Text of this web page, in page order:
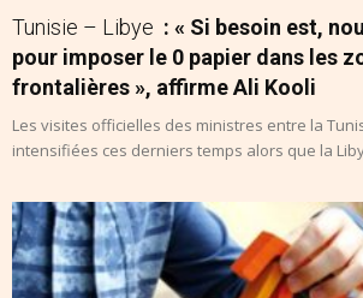
Tunisie – Libye : « Si besoin est,
pour imposer le 0 papier dans les
frontalières », affirme Ali Kooli
Les visites officielles des ministres entre la
intensifiées ces derniers temps alors que la